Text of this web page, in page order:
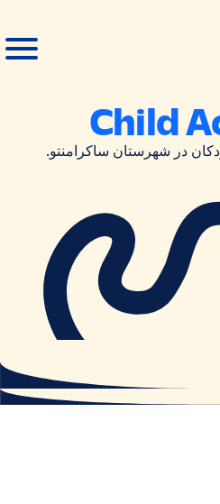
منوی
بستن
در شهرستان ساکرامنتو.